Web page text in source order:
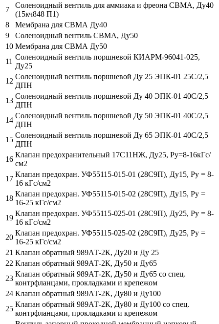
7
Соленоидный вентиль для аммиака и фреона СВМА, Ду40
(15кч848 П1)
8
Мембрана для СВМА Ду40
9
Соленоидный вентиль СВМА, Ду50
10 Мембрана для СВМА Ду50
11
Соленоидный вентиль поршневой КИАРМ-96041-025,
Ду25
12
Соленоидный вентиль поршневой Ду 25 ЭПК-01 25С/2,5
ДПН
13
Соленоидный вентиль поршневой Ду 40 ЭПК-01 40С/2,5
ДПН
14
Соленоидный вентиль поршневой Ду 50 ЭПК-01 40С/2,5
ДПН
15
Соленоидный вентиль поршневой Ду 65 ЭПК-01 40С/2,5
ДПН
16
Клапан предохранительный 17С11НЖ, Ду25, Ру=8-16кГс/
см2
17
Клапан предохран. УФ55115-015-01 (28С9П), Ду15, Ру = 8-
16 кГс/см2
18
Клапан предохран. УФ55115-015-02 (28С9П), Ду15, Ру =
16-25 кГс/см2
19
Клапан предохран. УФ55115-025-01 (28С9П), Ду25, Ру = 8-
16 кГс/см2
20
Клапан предохран. УФ55115-025-02 (28С9П), Ду25, Ру =
16-25 кГс/см2
21 Клапан обратный 989АТ-2К, Ду20 и Ду 25
22 Клапан обратный 989АТ-2К, Ду50 и Ду65
23
Клапан обратный 989АТ-2К, Ду50 и Ду65 со спец.
контрфланцами, прокладками и крепежом
24 Клапан обратный 989АТ-2К, Ду80 и Ду100
25
Клапан обратный 989АТ-2К, Ду80 и Ду100 со спец.
контрфланцами, прокладками и крепежом